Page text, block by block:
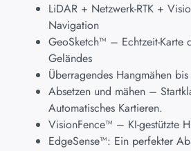
LiDAR + Netzwerk-RTK +
Navigation
GeoSketch™ – Echtzeit-Karte
Geländes
Überragendes Hangmähen
Absetzen und mähen –
Automatisches Kartieren.
VisionFence™ – KI-gestützte
EdgeSense™: Ein perfekter